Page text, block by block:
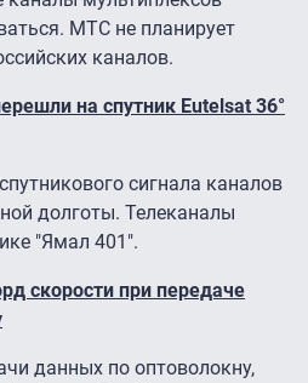
МТС не планирует
каналов.
на спутник Eutelsat 36°
сигнала каналов
долготы. Телеканалы
"Ямал 401".
скорости при передаче
данных по оптоволокну,